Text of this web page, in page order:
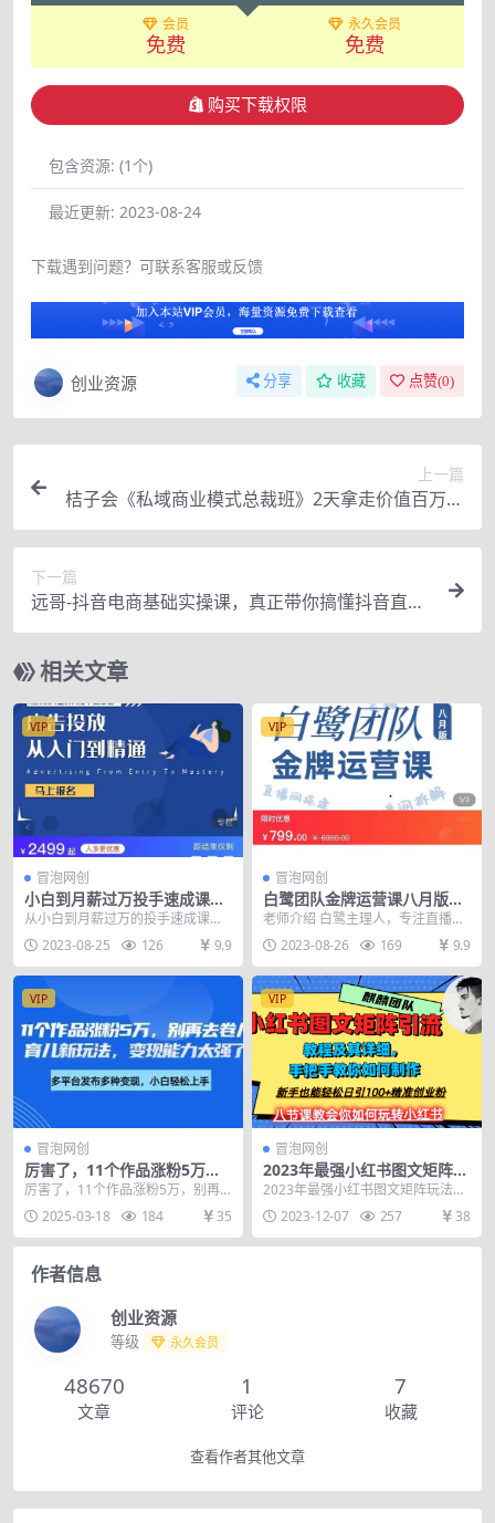
会员
免费
永久会员
免费
购买下载权限
包含资源: (1个)
最近更新: 2023-08-24
下载遇到问题？可联系客服或反馈
创业资源 分享 收藏 点赞(0)
上一篇
桔子会《私域商业模式总裁班》2天拿走价值百万的
私域顶层设计方案
下一篇
远哥-抖音电商基础实操课，真正带你搞懂抖音直播
带货底层逻辑和方法
相关文章
VIP
冒泡网创
小白到月薪过万投手速成课，
广告投放从入门到精通 原价24
从小白到月薪过万的投手速成课；
一线大厂投放策 略经理亲自授课；
3个月答疑+人工修...
2023-08-25 126 9.9
VIP
冒泡网创
白鹭团队金牌运营课八月版，
0-1基础直播运营，专注直播
老师介绍 白鹭主理人，专注直播运
营，主播孵化培训，直播间策划及
脚本制定，电商营销...
2023-08-26 169 9.9
VIP
冒泡网创
厉害了，11个作品涨粉5万，
别再去卷儿童故事了，育儿新
玩法，变现能力太强了
厉害了，11个作品涨粉5万，别再
去卷儿童故事了，育儿新玩法，变
现能力太强了 一个...
2025-03-18 184 35
VIP
冒泡网创
2023年最强小红书图文矩阵玩
法，新手小白也能轻松日引10
0+精准创业粉，纯实操教学，
不容错过！
2023年最强小红书图文矩阵玩法，
新手小白也能轻松日引100+精准创
业粉，纯实操...
2023-12-07 257 38
作者信息
创业资源
等级 永久会员
48670
文章
1
评论
7
收藏
查看作者其他文章